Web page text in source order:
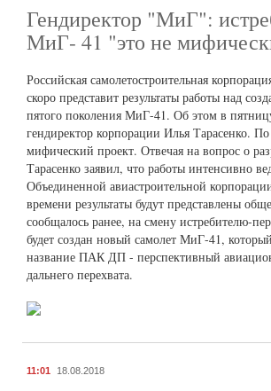
Гендиректор "МиГ":
МиГ- 41 "это не
Российская самолетостроительная
скоро представит результаты работы над
пятого поколения МиГ-41. Об этом в
гендиректор корпорации Илья Тарасенко.
мифический проект. Отвечая на вопрос о
Тарасенко заявил, что работы интенсивно
Объединенной авиастроительной
времени результаты будут представлены
сообщалось ранее, на смену истребителю-
будет создан новый самолет МиГ-41,
название ПАК ДП - перспективный
дальнего перехвата.
11:01 18.08.2018